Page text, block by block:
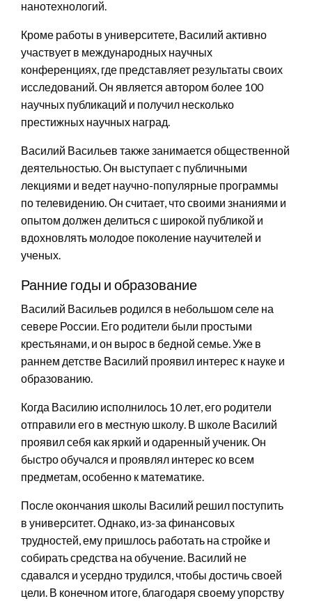
нанотехнологий.
Кроме работы в университете, Василий активно
участвует в международных научных
конференциях, где представляет результаты своих
исследований. Он является автором более 100
научных публикаций и получил несколько
престижных научных наград.
Василий Васильев также занимается общественной
деятельностью. Он выступает с публичными
лекциями и ведет научно-популярные программы
по телевидению. Он считает, что своими знаниями и
опытом должен делиться с широкой публикой и
вдохновлять молодое поколение научителей и
ученых.
Ранние годы и образование
Василий Васильев родился в небольшом селе на
севере России. Его родители были простыми
крестьянами, и он вырос в бедной семье. Уже в
раннем детстве Василий проявил интерес к науке и
образованию.
Когда Василию исполнилось 10 лет, его родители
отправили его в местную школу. В школе Василий
проявил себя как яркий и одаренный ученик. Он
быстро обучался и проявлял интерес ко всем
предметам, особенно к математике.
После окончания школы Василий решил поступить
в университет. Однако, из-за финансовых
трудностей, ему пришлось работать на стройке и
собирать средства на обучение. Василий не
сдавался и усердно трудился, чтобы достичь своей
цели. В конечном итоге, благодаря своему упорству